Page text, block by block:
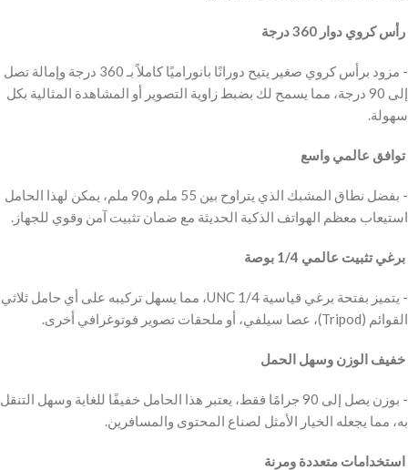
‫ رأس كروي دوار 360 درجة
‫- مزود برأس كروي صغير يتيح دورانًا بانوراميًا كاملاً بـ 360 درجة وإمالة تصل
إلى 90 درجة، مما يسمح لك بضبط زاوية التصوير أو المشاهدة المثالية بكل
سهولة.
‫ توافق عالمي واسع
‫- بفضل نطاق المشبك الذي يتراوح بين 55 ملم و90 ملم، يمكن لهذا الحامل
استيعاب معظم الهواتف الذكية الحديثة مع ضمان تثبيت آمن وقوي للجهاز.
‫ برغي تثبيت عالمي 1/4 بوصة
‫- يتميز بفتحة برغي قياسية 1/4 UNC، مما يسهل تركيبه على أي حامل ثلاثي
القوائم (Tripod)، عصا سيلفي، أو ملحقات تصوير فوتوغرافي أخرى.
‫ خفيف الوزن وسهل الحمل
‫- بوزن يصل إلى 90 جرامًا فقط، يعتبر هذا الحامل خفيفًا للغاية وسهل التنقل
به، مما يجعله الخيار الأمثل لصناع المحتوى والمسافرين.
‫ استخدامات متعددة ومرنة